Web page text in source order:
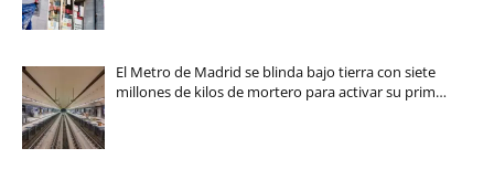
El Metro de Madrid se blinda bajo tierra con siete
millones de kilos de mortero para activar su prim…